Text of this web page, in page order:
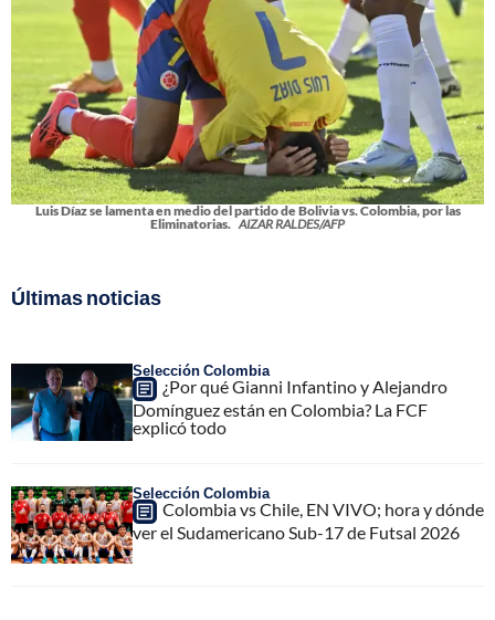
Luis Díaz se lamenta en medio del partido de Bolivia vs. Colombia, por las
Eliminatorias. AIZAR RALDES/AFP
Últimas noticias
Selección Colombia
¿Por qué Gianni Infantino y Alejandro
Domínguez están en Colombia? La FCF
explicó todo
Selección Colombia
Colombia vs Chile, EN VIVO; hora y dónde
ver el Sudamericano Sub-17 de Futsal 2026